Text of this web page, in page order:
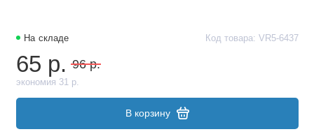
На складе Код товара: VR5-6437
65 р. 96 р.
экономия 31 р.
В корзину